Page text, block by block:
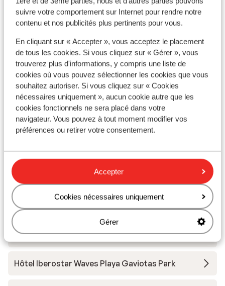
suivre votre comportement sur Internet pour rendre notre
contenu et nos publicités plus pertinents pour vous.
En cliquant sur « Accepter », vous acceptez le placement
de tous les cookies. Si vous cliquez sur « Gérer », vous
trouverez plus d'informations, y compris une liste de
cookies où vous pouvez sélectionner les cookies que vous
souhaitez autoriser. Si vous cliquez sur « Cookies
nécessaires uniquement », aucun cookie autre que les
cookies fonctionnels ne sera placé dans votre
navigateur. Vous pouvez à tout moment modifier vos
préférences ou retirer votre consentement.
Accepter
Cookies nécessaires uniquement
Gérer
Afficher sur la carte
À proximité
Distance de la plage environ 300 mètres (plage de
sable)
Autres hébergements - Fuerteventura
Secrets Bahia Real Resort & SPA - Réservé aux
adultes
Iberostar Selection Fuerteventura Palace
Hôtel Iberostar Waves Playa Gaviotas Park